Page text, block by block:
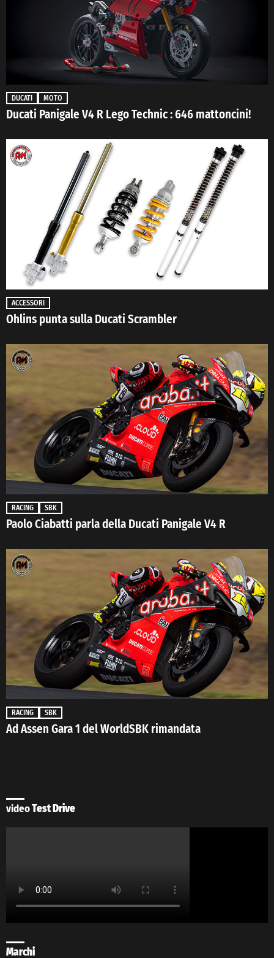
DUCATI MOTO
Ducati Panigale V4 R Lego Technic : 646 mattoncini!
ACCESSORI
Ohlins punta sulla Ducati Scrambler
RACING SBK
Paolo Ciabatti parla della Ducati Panigale V4 R
RACING SBK
Ad Assen Gara 1 del WorldSBK rimandata
videoTest Drive
Marchi